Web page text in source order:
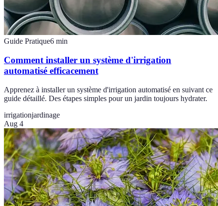
Guide Pratique6 min
Comment installer un système d'irrigation
automatisé efficacement
Apprenez à installer un système d'irrigation automatisé en suivant ce
guide détaillé. Des étapes simples pour un jardin toujours hydrater.
irrigationjardinage
Aug 4